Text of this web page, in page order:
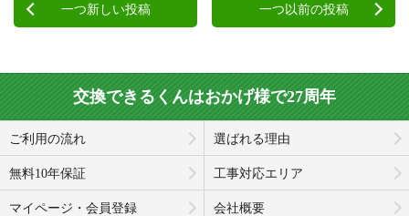
一つ新しい投稿 一つ以前の投稿
交換できるくんはおかげ様で27周年
ご利用の流れ 選ばれる理由
無料10年保証 工事対応エリア
マイページ・会員登録 会社概要